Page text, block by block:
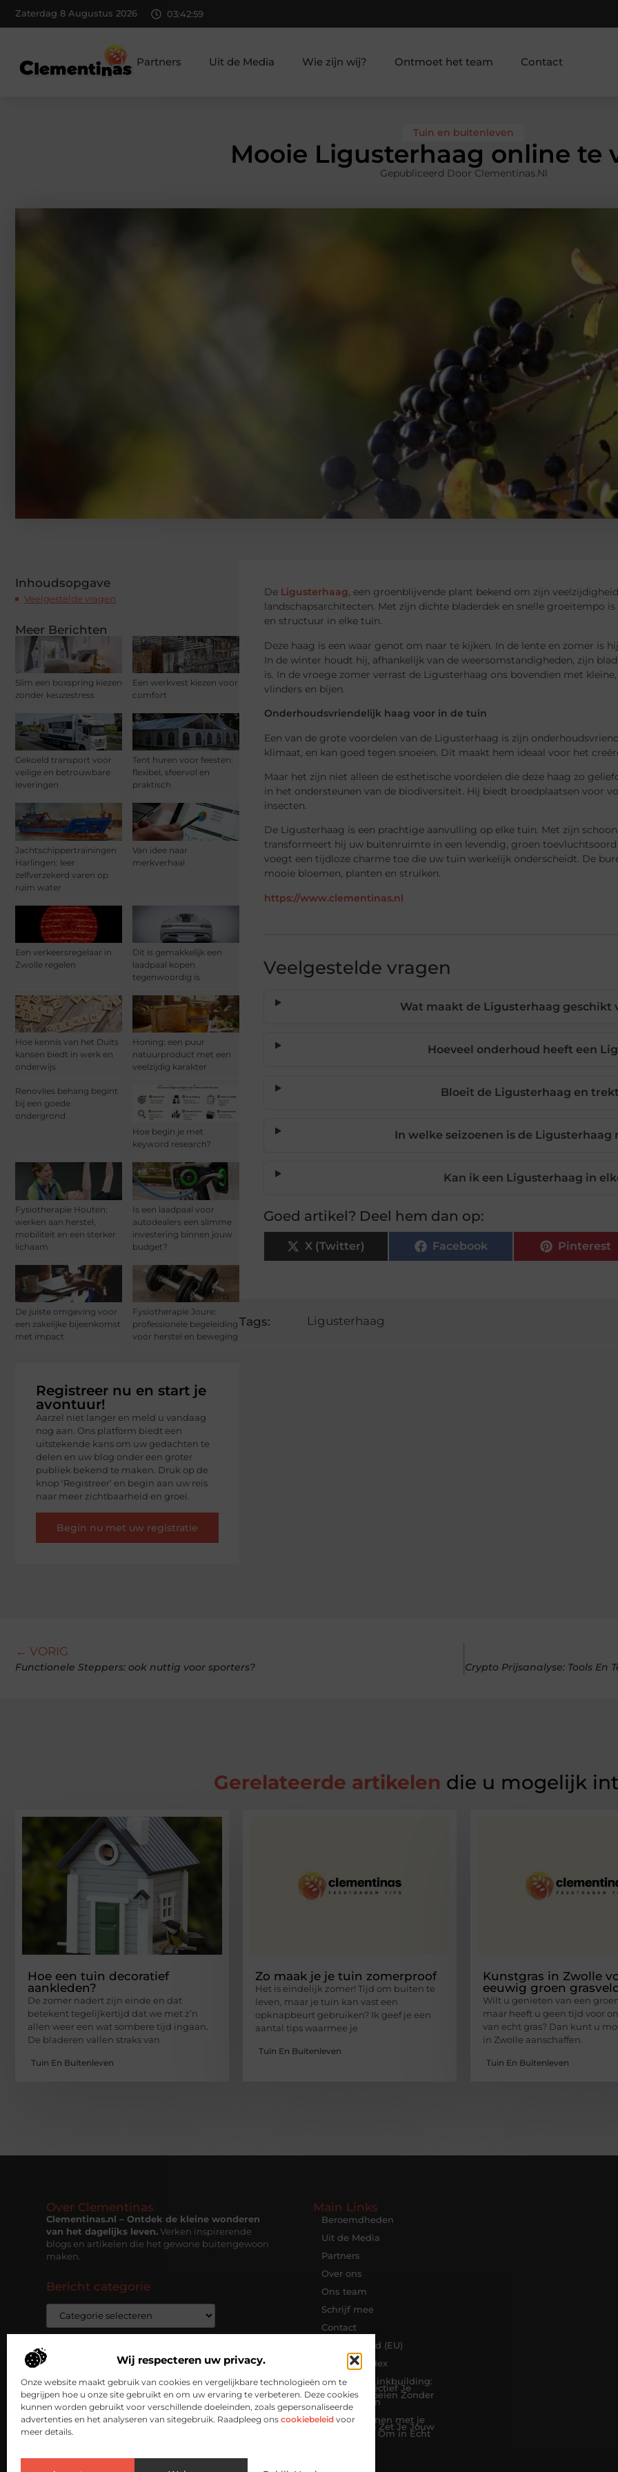
Wij respecteren uw privacy.
Onze website maakt gebruik van cookies en vergelijkbare technologieën om te
begrijpen hoe u onze site gebruikt en om uw ervaring te verbeteren. Deze cookies
kunnen worden gebruikt voor verschillende doeleinden, zoals gepersonaliseerde
advertenties en het analyseren van sitegebruik. Raadpleeg ons cookiebeleid voor
meer details.
Zaterdag 8 Augustus 2026 03:43:00
Partners Uit de Media Wie zijn wij? Ontmoet het team Contact
Tuin en buitenleven
Mooie Ligusterhaag online te
Gepubliceerd Door Clementinas.nl
Inhoudsopgave
Veelgestelde vragen
Meer Berichten
Slim een boxspring kiezen
zonder keuzestress
Een werkvest kiezen voor
comfort
Gekoeld transport voor
veilige en betrouwbare
leveringen
Tent huren voor feesten:
flexibel, sfeervol en
praktisch
Jachtschippertrainingen
Harlingen: leer
zelfverzekerd varen op
ruim water
Van idee naar
merkverhaal
Een verkeersregelaar in
Zwolle regelen
Dit is gemakkelijk een
laadpaal kopen
tegenwoordig is
Hoe kennis van het Duits
kansen biedt in werk en
onderwijs
Honing: een puur
natuurproduct met een
veelzijdig karakter
Renovlies behang begint
bij een goede
ondergrond
Hoe begin je met
keyword research?
Fysiotherapie Houten:
werken aan herstel,
mobiliteit en een sterker
lichaam
Is een laadpaal voor
autodealers een slimme
investering binnen jouw
budget?
De juiste omgeving voor
een zakelijke bijeenkomst
met impact
Fysiotherapie Joure:
professionele begeleiding
voor herstel en beweging
Registreer nu en start je
avontuur!
Aarzel niet langer en meld u vandaag
nog aan. Ons platform biedt een
uitstekende kans om uw gedachten te
delen en uw blog onder een groter
publiek bekend te maken. Druk op de
knop ‘Registreer’ en begin aan uw reis
naar meer zichtbaarheid en groei.
Begin nu met uw registratie
De Ligusterhaag, een groenblijvende plant bekend om zijn
landschapsarchitecten. Met zijn dichte bladerdek en snelle groeitempo
en structuur in elke tuin.
Deze haag is een waar genot om naar te kijken. In de lente en zomer is
In de winter houdt hij, afhankelijk van de weersomstandigheden, zijn
is. In de vroege zomer verrast de Ligusterhaag ons bovendien met
vlinders en bijen.
Onderhoudsvriendelijk haag voor in de tuin
Een van de grote voordelen van de Ligusterhaag is zijn
klimaat, en kan goed tegen snoeien. Dit maakt hem ideaal voor het
Maar het zijn niet alleen de esthetische voordelen die deze haag zo
in het ondersteunen van de biodiversiteit. Hij biedt broedplaatsen voor
insecten.
De Ligusterhaag is een prachtige aanvulling op elke tuin. Met zijn
transformeert hij uw buitenruimte in een levendig, groen
voegt een tijdloze charme toe die uw tuin werkelijk onderscheidt. De
mooie bloemen, planten en struiken.
https://www.clementinas.nl
Veelgestelde vragen
Wat maakt de Ligusterhaag geschikt
Hoeveel onderhoud heeft een
Bloeit de Ligusterhaag en
In welke seizoenen is de Ligusterhaag
Kan ik een Ligusterhaag in
Goed artikel? Deel hem dan op:
X (Twitter) Facebook Pinterest
Tags: Ligusterhaag
← VORIG
Functionele Steppers: ook nuttig voor sporters?
Gerelateerde artikelen die u mogelijk
Hoe een tuin decoratief
aankleden?
De zomer nadert zijn einde en dat
betekent tegelijkertijd dat we met z’n
allen weer een wat sombere tijd ingaan.
De bladeren vallen straks van
Tuin En Buitenleven
Zo maak je je tuin zomerproof
Het is eindelijk zomer! Tijd om buiten te
leven, maar je tuin kan vast een
opknapbeurt gebruiken? Ik geef je een
aantal tips waarmee je
Tuin En Buitenleven
Kunstgras in Zwolle
eeuwig groen
Wilt u genieten van een
maar heeft u geen tijd voor
van echt gras? Dan kunt u
in Zwolle aanschaffen.
Tuin En Buitenleven
Over Clementinas
Clementinas.nl – Ontdek de kleine wonderen
van het dagelijks leven. Verken inspirerende
blogs en artikelen die het gewone buitengewoon
maken.
Bericht categorie
Main Links
Beroemdheden
Uit de Media
Partners
Over ons
Ons team
Schrijf mee
Contact
Cookiebeleid (EU)
Website index
Goedkope Linkbuilding:
Slim en Effectief Je
Website Groeien Zonder
Grote Kosten
Geld Verdienen met je
Website: Zo Zet Je Jouw
Online Idee Om in Echt